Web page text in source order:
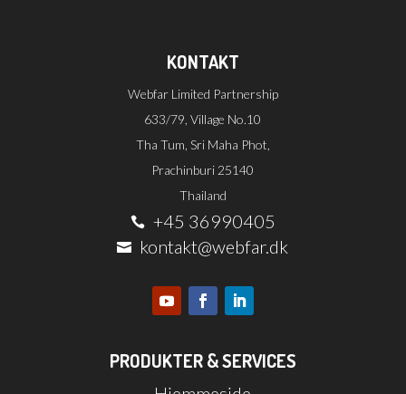
KONTAKT
Webfar Limited Partnership
633/79, Village No.10
Tha Tum, Sri Maha Phot,
Prachinburi 25140
Thailand
 +45 36990405
 kontakt@webfar.dk
PRODUKTER & SERVICES